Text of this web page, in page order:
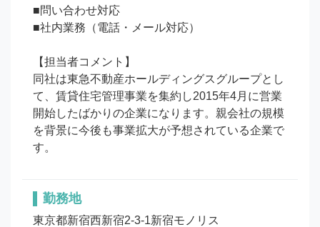
■問い合わせ対応
■社内業務（電話・メール対応）
【担当者コメント】
同社は東急不動産ホールディングスグループとし
て、賃貸住宅管理事業を集約し2015年4月に営業
開始したばかりの企業になります。親会社の規模
を背景に今後も事業拡大が予想されている企業で
す。
勤務地
東京都新宿西新宿2-3-1新宿モノリス